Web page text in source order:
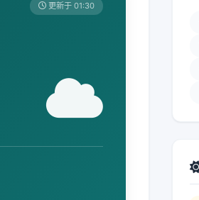
更新于 01:30